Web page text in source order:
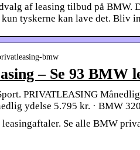
af leasing tilbud på
tyskerne kan lave det. Bliv
bmw
– Se 93 BMW
PRIVATLEASING
ydelse 5.795 kr. · BMW
Se alle BMW